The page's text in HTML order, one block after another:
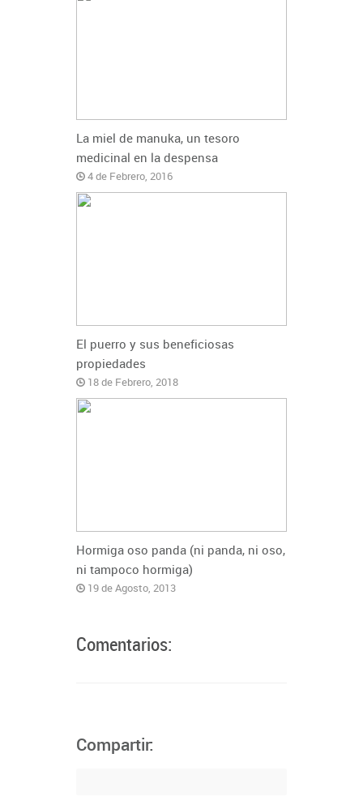
La miel de manuka, un tesoro
medicinal en la despensa
4 de Febrero, 2016
El puerro y sus beneficiosas
propiedades
18 de Febrero, 2018
Hormiga oso panda (ni panda, ni oso,
ni tampoco hormiga)
19 de Agosto, 2013
Comentarios:
Compartir: